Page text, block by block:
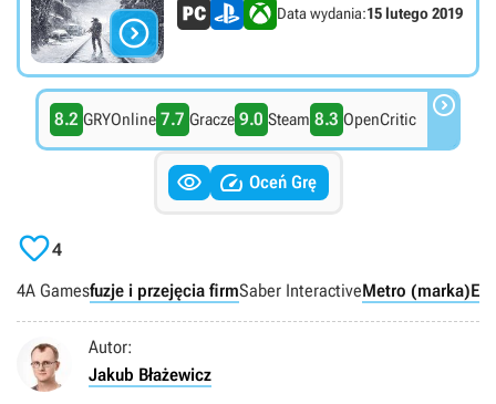
 Data wydania:15 lutego 2019
8.2 GRYOnline 7.7 Gracze 9.0 Steam 8.3 OpenCritic 
  Oceń Grę
4
4A Gamesfuzje i przejęcia firmSaber InteractiveMetro (marka)
Autor:
Jakub Błażewicz